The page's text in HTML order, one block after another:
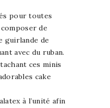
pour toutes
de
guirlande de
avec du ruban.
ces minis
cake
à l’unité afin